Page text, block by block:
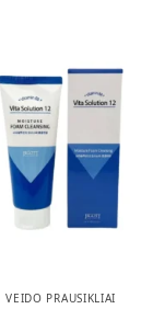
VEIDO PRAUSIKLIAI